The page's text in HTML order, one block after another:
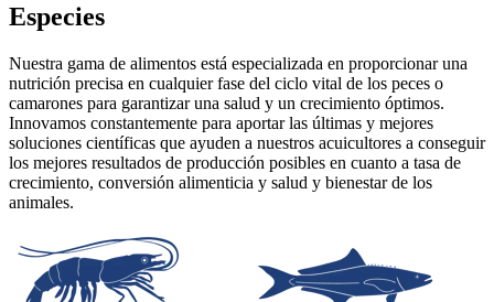
Especies
Nuestra gama de alimentos está especializada en proporcionar una
nutrición precisa en cualquier fase del ciclo vital de los peces o
camarones para garantizar una salud y un crecimiento óptimos.
Innovamos constantemente para aportar las últimas y mejores
soluciones científicas que ayuden a nuestros acuicultores a conseguir
los mejores resultados de producción posibles en cuanto a tasa de
crecimiento, conversión alimenticia y salud y bienestar de los
animales.